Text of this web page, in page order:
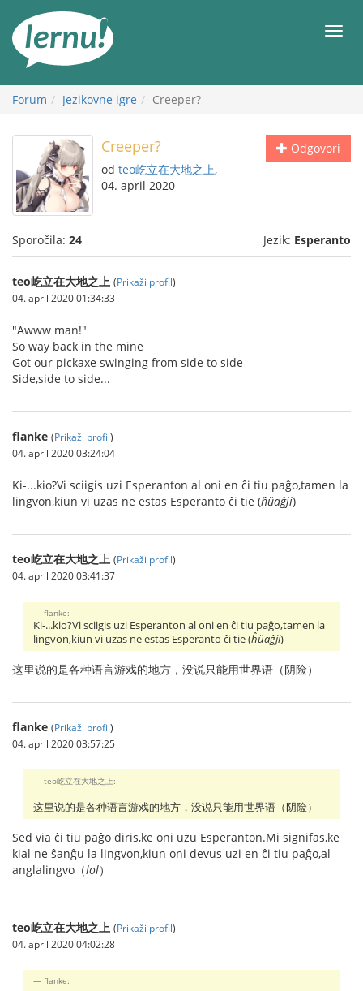
vsebini
Meni
Forum Jezikovne igre Creeper?
Odgovori
Creeper?
od teo屹立在大地之上,
04. april 2020
Sporočila: 24 Jezik: Esperanto
teo屹立在大地之上 (Prikaži profil)
04. april 2020 01:34:33
"Awww man!"
So way back in the mine
Got our pickaxe swinging from side to side
Side,side to side...
flanke (Prikaži profil)
04. april 2020 03:24:04
Ki-...kio?Vi sciigis uzi Esperanton al oni en ĉi tiu paĝo,tamen la
lingvon,kiun vi uzas ne estas Esperanto ĉi tie (ĥŭaĝji)
teo屹立在大地之上 (Prikaži profil)
04. april 2020 03:41:37
flanke:
Ki-...kio?Vi sciigis uzi Esperanton al oni en ĉi tiu paĝo,tamen la
lingvon,kiun vi uzas ne estas Esperanto ĉi tie (ĥŭaĝji)
这里说的是各种语言游戏的地方，没说只能用世界语（阴险）
flanke (Prikaži profil)
04. april 2020 03:57:25
teo屹立在大地之上:
这里说的是各种语言游戏的地方，没说只能用世界语（阴险）
Sed via ĉi tiu paĝo diris,ke oni uzu Esperanton.Mi signifas,ke
kial ne ŝanĝu la lingvon,kiun oni devus uzi en ĉi tiu paĝo,al
anglalingvo（lol）
teo屹立在大地之上 (Prikaži profil)
04. april 2020 04:02:28
flanke: